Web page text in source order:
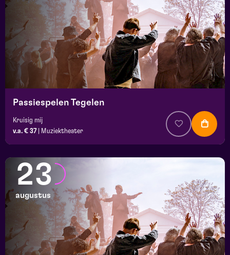
Passiespelen Tegelen
Kruisig mij
v.a. € 37
Muziektheater
23
augustus